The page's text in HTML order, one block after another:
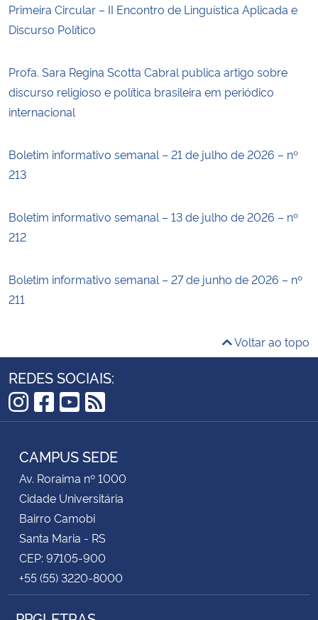
Primeira Circular – II Encontro de Linguística Aplicada e
Discurso Político
Profa. Sara Regina Scotta Cabral publica artigo sobre
discurso religioso e política brasileira em periódico
internacional
Boletim informativo semanal – 21 de julho de 2026 – nº
213
Boletim informativo semanal – 13 de julho de 2026 – nº
212
Boletim informativo semanal – 27 de junho de 2026 – nº
211
Voltar ao topo
REDES SOCIAIS:
Instagram
Facebook
YouTube
RSS
CAMPUS SEDE
Av. Roraima nº 1000
Cidade Universitária
Bairro Camobi
Santa Maria - RS
CEP: 97105-900
+55 (55) 3220-8000